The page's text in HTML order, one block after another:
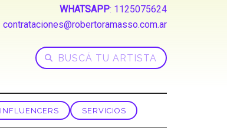
WHATSAPP: 1125075624
contrataciones@robertoramasso.com.ar
INFLUENCERS SERVICIOS